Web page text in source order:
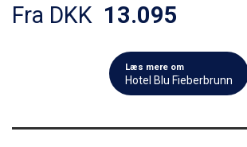
Fra DKK 13.095
Læs mere om
Hotel Blu Fieberbrunn